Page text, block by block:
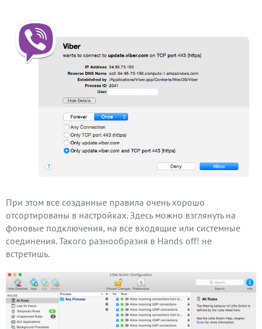
При этом все созданные правила очень хорошо
отсортированы в настройках. Здесь можно взглянуть на
фоновые подключения, на все входящие или системные
соединения. Такого разнообразия в Hands off! не
встретишь.